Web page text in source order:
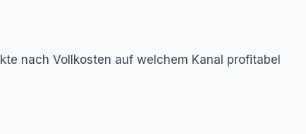
nach Vollkosten auf welchem Kanal profitabel